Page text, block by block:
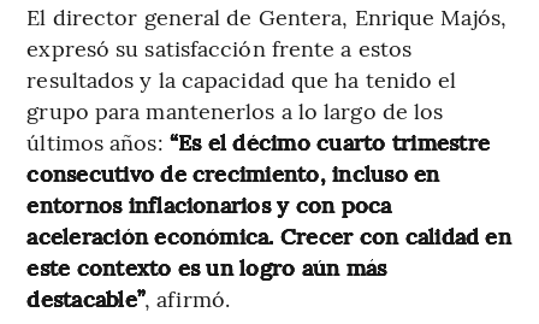
El director general de Gentera, Enrique Majós,
expresó su satisfacción frente a estos
resultados y la capacidad que ha tenido el
grupo para mantenerlos a lo largo de los
últimos años: “Es el décimo cuarto trimestre
consecutivo de crecimiento, incluso en
entornos inflacionarios y con poca
aceleración económica. Crecer con calidad en
este contexto es un logro aún más
destacable”, afirmó.